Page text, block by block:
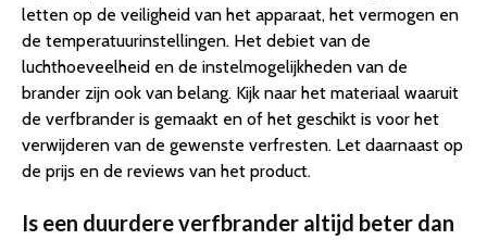
letten op de veiligheid van het apparaat, het vermogen en
de temperatuurinstellingen. Het debiet van de
luchthoeveelheid en de instelmogelijkheden van de
brander zijn ook van belang. Kijk naar het materiaal waaruit
de verfbrander is gemaakt en of het geschikt is voor het
verwijderen van de gewenste verfresten. Let daarnaast op
de prijs en de reviews van het product.
Is een duurdere verfbrander altijd beter dan